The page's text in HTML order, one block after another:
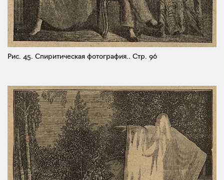
Рис. 45. Спиритическая фотография.. Стр. 96